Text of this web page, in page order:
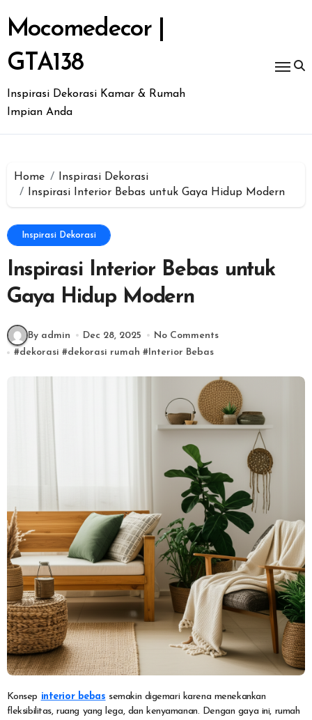
to
content
Mocomedecor |
GTA138
Inspirasi Dekorasi Kamar & Rumah
Impian Anda
Home
Inspirasi Dekorasi
Inspirasi Interior Bebas untuk Gaya Hidup Modern
Inspirasi Dekorasi
Inspirasi Interior Bebas untuk
Gaya Hidup Modern
By admin Dec 28, 2025
No Comments
#dekorasi #dekorasi rumah #Interior Bebas
Konsep interior bebas semakin digemari karena menekankan
fleksibilitas, ruang yang lega, dan kenyamanan. Dengan gaya ini, rumah